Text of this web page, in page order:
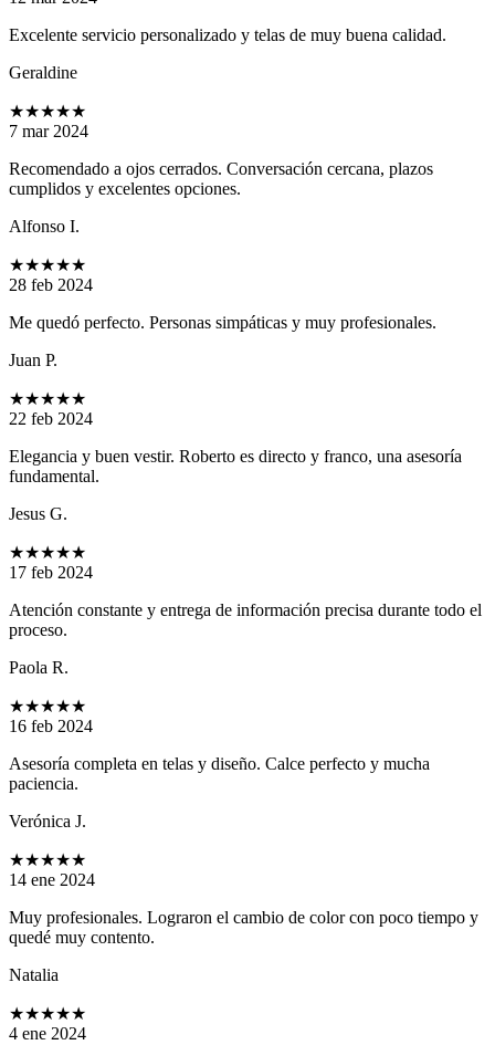
Excelente servicio personalizado y telas de muy buena calidad.
Geraldine
★★★★★
7 mar 2024
Recomendado a ojos cerrados. Conversación cercana, plazos
cumplidos y excelentes opciones.
Alfonso I.
★★★★★
28 feb 2024
Me quedó perfecto. Personas simpáticas y muy profesionales.
Juan P.
★★★★★
22 feb 2024
Elegancia y buen vestir. Roberto es directo y franco, una asesoría
fundamental.
Jesus G.
★★★★★
17 feb 2024
Atención constante y entrega de información precisa durante todo el
proceso.
Paola R.
★★★★★
16 feb 2024
Asesoría completa en telas y diseño. Calce perfecto y mucha
paciencia.
Verónica J.
★★★★★
14 ene 2024
Muy profesionales. Lograron el cambio de color con poco tiempo y
quedé muy contento.
Natalia
★★★★★
4 ene 2024